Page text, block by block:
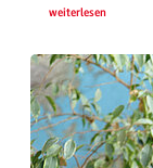
weiterlesen